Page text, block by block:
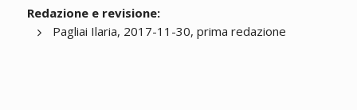
Redazione e revisione:
Pagliai Ilaria, 2017-11-30, prima redazione